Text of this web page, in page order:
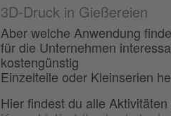
3D-Druck in Gießereien
Aber welche Anwendung
für die Unternehmen
kostengünstig
Einzelteile oder Kleinserien
Hier findest du alle